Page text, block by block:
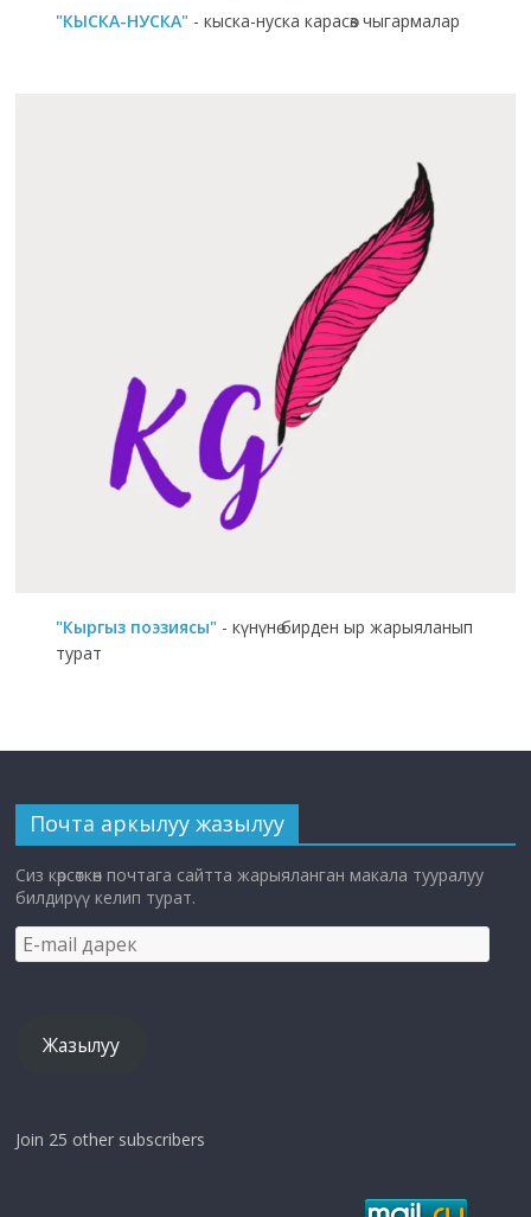
"КЫСКА-НУСКА" - кыска-нуска карасөз чыгармалар
"Кыргыз поэзиясы" - күнүнө бирден ыр жарыяланып
турат
Почта аркылуу жазылуу
Сиз көрсөткөн почтага сайтта жарыяланган макала тууралуу
билдирүү келип турат.
E-
mail
Жазылуу
Join 25 other subscribers